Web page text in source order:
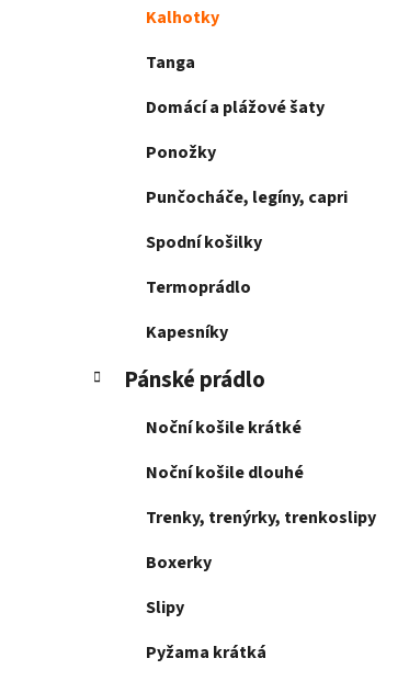
Kalhotky
Tanga
Domácí a plážové šaty
Ponožky
Punčocháče, legíny, capri
Spodní košilky
Termoprádlo
Kapesníky
Pánské prádlo
Noční košile krátké
Noční košile dlouhé
Trenky, trenýrky, trenkoslipy
Boxerky
Slipy
Pyžama krátká